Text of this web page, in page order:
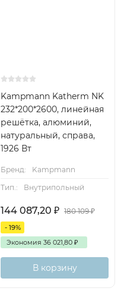
Kampmann Katherm NK
232*200*2600, линейная
решётка, алюминий,
натуральный, справа,
1926 Вт
Бренд:
Kampmann
Тип.:
Внутрипольный
144 087,20 ₽ 180 109₽
- 19%
Экономия 36 021,80 ₽
В корзину